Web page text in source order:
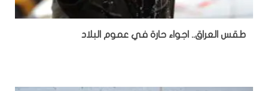
طقس العراق.. اجواء حارة في عموم البلاد